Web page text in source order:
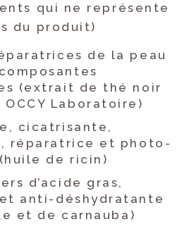
qui ne représente
du produit)
de la peau
(extrait de thé noir
Laboratoire)
cicatrisante,
réparatrice et photo-
de ricin)
d’acide gras,
anti-déshydratante
et de carnauba)